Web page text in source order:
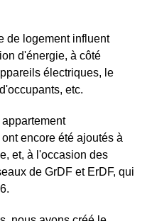
de logement influent
d'énergie, à côté
électriques, le
etc.
appartement
encore été ajoutés à
et, à l'occasion des
de GrDF et ErDF, qui